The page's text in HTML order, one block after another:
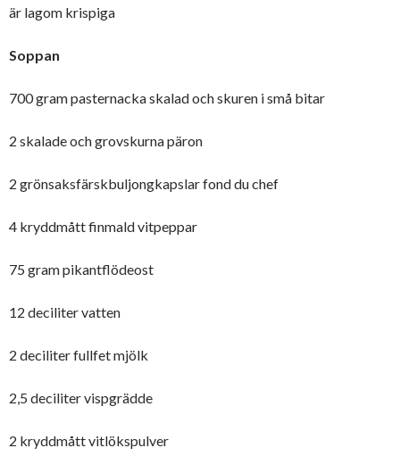
är lagom krispiga
Soppan
700 gram pasternacka skalad och skuren i små bitar
2 skalade och grovskurna päron
2 grönsaksfärskbuljongkapslar fond du chef
4 kryddmått finmald vitpeppar
75 gram pikantflödeost
12 deciliter vatten
2 deciliter fullfet mjölk
2,5 deciliter vispgrädde
2 kryddmått vitlökspulver